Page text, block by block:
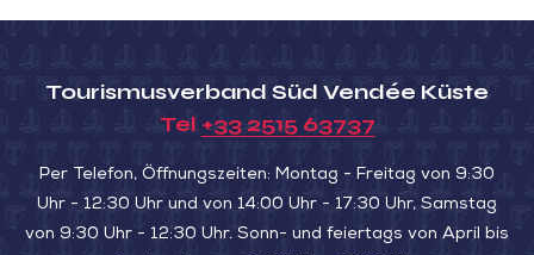
Tourismusverband Süd Vendée Küste
Tel +33 2515 63737
Per Telefon, Öffnungszeiten: Montag - Freitag von 9:30
Uhr - 12:30 Uhr und von 14:00 Uhr - 17:30 Uhr, Samstag
von 9:30 Uhr - 12:30 Uhr. Sonn- und feiertags von April bis